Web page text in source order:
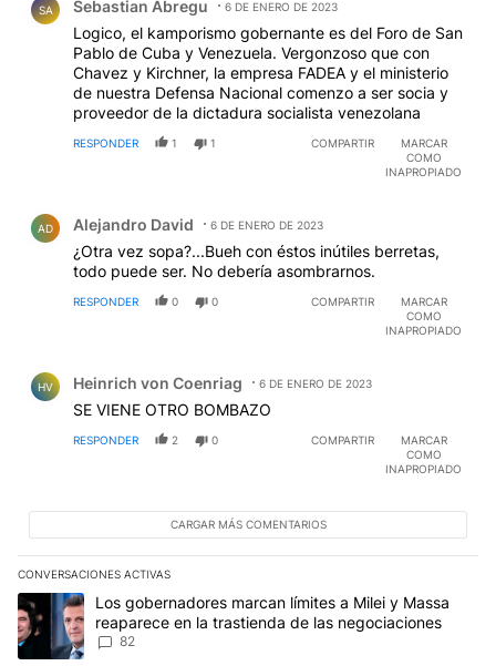
SA Sebastian Abregu 6 DE ENERO DE 2023
Logico, el kamporismo gobernante es del Foro de San
Pablo de Cuba y Venezuela. Vergonzoso que con
Chavez y Kirchner, la empresa FADEA y el ministerio
de nuestra Defensa Nacional comenzo a ser socia y
proveedor de la dictadura socialista venezolana
RESPONDER 1 1 COMPARTIR
MARCAR
COMO
INAPROPIADO
AD Alejandro David 6 DE ENERO DE 2023
¿Otra vez sopa?...Bueh con éstos inútiles berretas,
todo puede ser. No debería asombrarnos.
RESPONDER 0 0 COMPARTIR
MARCAR
COMO
INAPROPIADO
HV Heinrich von Coenriag 6 DE ENERO DE 2023
SE VIENE OTRO BOMBAZO
RESPONDER 2 0 COMPARTIR
MARCAR
COMO
INAPROPIADO
CARGAR MÁS COMENTARIOS
CONVERSACIONES ACTIVAS
Este listado muestra los artículos con más comentarios en los
Un artículo de tendencia con el título "Los gobernadores marcan
Los gobernadores marcan límites a Milei y Massa
reaparece en la trastienda de las negociaciones
82